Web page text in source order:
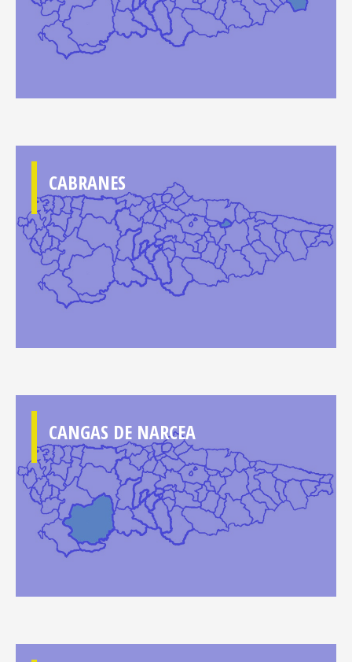
CABRANES
CANGAS DE NARCEA